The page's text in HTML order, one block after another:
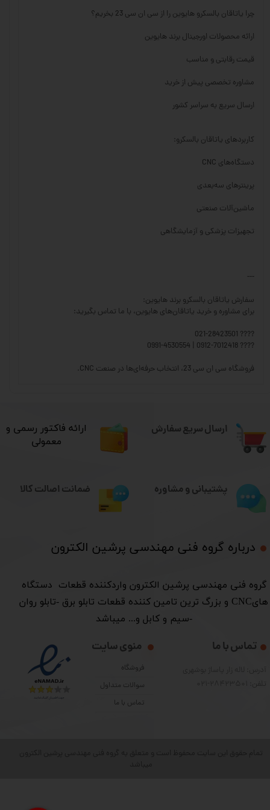
چرا یاتاقان بالسکرو هایوین را از سی ان سی 23 بخریم؟
ارائه محصولات اورجینال برند هایوین
قیمت رقابتی و مناسب
مشاوره تخصصی پیش از خرید
ارسال سریع به سراسر کشور
کاربردهای یاتاقان بالسکرو:
دستگاه‌های CNC
پرینترهای سه‌بعدی
ماشین‌آلات صنعتی
تجهیزات پزشکی و آزمایشگاهی
---
سفارش یاتاقان بالسکرو برند هایوین:
برای مشاوره و خرید یاتاقان‌های هایوین، با ما تماس بگیرید:
???? 021-28423501
???? 0912-7012418 | 0991-4530554
فروشگاه سی ان سی 23، انتخاب حرفه‌ای‌ها در صنعت CNC.
ارسال سریع سفارش
درباره گروه فنی مهندسی پرشین الکترون​​​​​​​
​گروه فنی مهندسی پرشین الکترون واردکننده قطعات دستگاه
هایCNC و بزرگ ترین تامین کننده قطعات تابلو برق -تابلو روان
-سیم و کابل و... میباشد
منوی سایت
فروشگاه
سوالات متداول
تماس با ما
تماس با ما
​ارائه فاکتور رسمی و
معمولی
پشتیبانی و مشاوره ضمانت اصالت کالا